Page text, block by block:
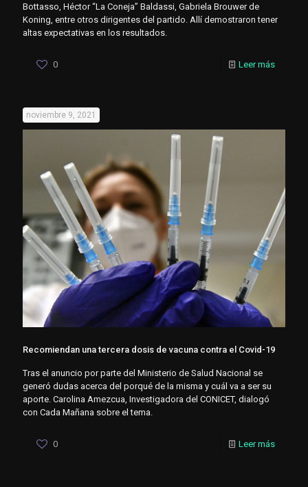
Bottasso, Héctor “La Coneja” Baldassi, Gabriela Brouwer de
Koning, entre otros dirigentes del partido. Allí demostraron tener
altas expectativas en los resultados.
0 Leer más
noviembre 9, 2021
Recomiendan una tercera dosis de vacuna contra el Covid-19
Tras el anuncio por parte del Ministerio de Salud Nacional se
generó dudas acerca del porqué de la misma y cuál va a ser su
aporte. Carolina Amezcua, Investigadora del CONICET, dialogó
con Cada Mañana sobre el tema.
0 Leer más